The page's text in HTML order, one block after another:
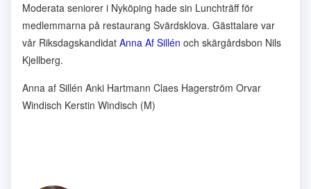
Moderata seniorer i Nyköping hade sin Lunchträff för
medlemmarna på restaurang Svärdsklova. Gästtalare var
vår Riksdagskandidat Anna Af Sillén och skärgårdsbon Nils
Kjellberg.
Anna af Sillén Anki Hartmann Claes Hagerström Orvar
Windisch Kerstin Windisch (M)